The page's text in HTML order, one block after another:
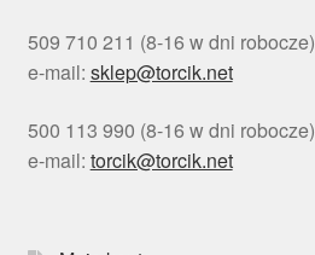
509 710 211 (8-16 w dni robocze)
e-mail: sklep@torcik.net
500 113 990 (8-16 w dni robocze)
e-mail: torcik@torcik.net